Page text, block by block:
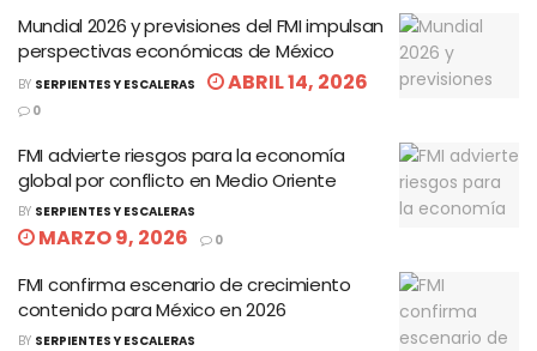
Mundial 2026 y previsiones del FMI impulsan
perspectivas económicas de México
BY SERPIENTES Y ESCALERAS ABRIL 14, 2026
0
FMI advierte riesgos para la economía
global por conflicto en Medio Oriente
BY SERPIENTES Y ESCALERAS
MARZO 9, 2026 0
FMI confirma escenario de crecimiento
contenido para México en 2026
BY SERPIENTES Y ESCALERAS